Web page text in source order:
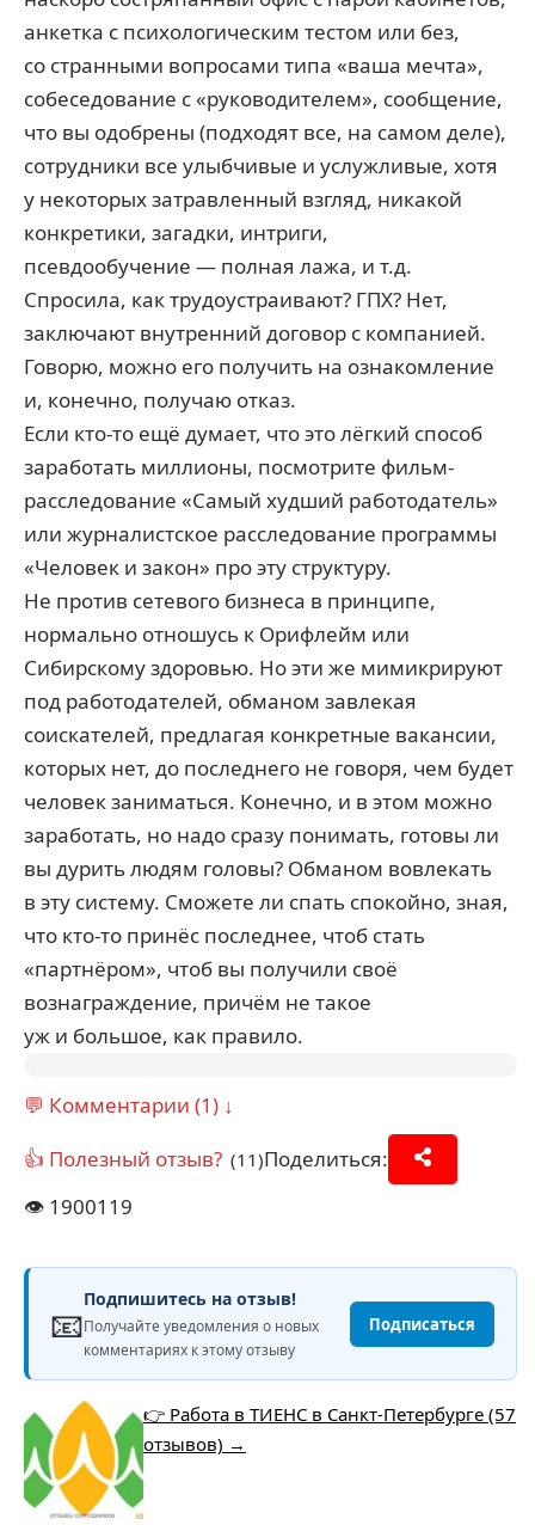
анкетка с психологическим тестом или без,
со странными вопросами типа «ваша мечта»,
собеседование с «руководителем», сообщение,
что вы одобрены (подходят все, на самом деле),
сотрудники все улыбчивые и услужливые, хотя
у некоторых затравленный взгляд, никакой
конкретики, загадки, интриги,
псевдообучение — полная лажа, и т.д.
Спросила, как трудоустраивают? ГПХ? Нет,
заключают внутренний договор с компанией.
Говорю, можно его получить на ознакомление
и, конечно, получаю отказ.
Если кто-то ещё думает, что это лёгкий способ
заработать миллионы, посмотрите фильм-
расследование «Самый худший работодатель»
или журналистское расследование программы
«Человек и закон» про эту структуру.
Не против сетевого бизнеса в принципе,
нормально отношусь к Орифлейм или
Сибирскому здоровью. Но эти же мимикрируют
под работодателей, обманом завлекая
соискателей, предлагая конкретные вакансии,
которых нет, до последнего не говоря, чем будет
человек заниматься. Конечно, и в этом можно
заработать, но надо сразу понимать, готовы ли
вы дурить людям головы? Обманом вовлекать
в эту систему. Сможете ли спать спокойно, зная,
что кто-то принёс последнее, чтоб стать
«партнёром», чтоб вы получили своё
вознаграждение, причём не такое
уж и большое, как правило.
💬 Комментарии (1) ↓
👍 Полезный отзыв? (11)Поделиться:
👁️ 1900119
📧
Подпишитесь на отзыв!
Получайте уведомления о новых
комментариях к этому отзыву
Подписаться
👉 Работа в ТИЕНС в Санкт-Петербурге (57
отзывов) →